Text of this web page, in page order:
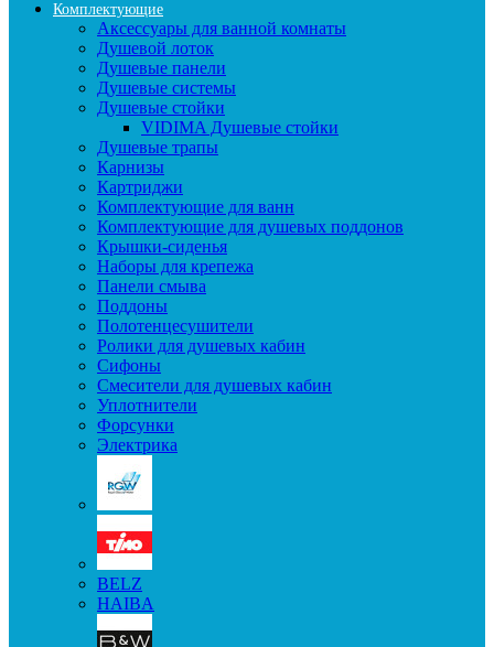
Комплектующие
Аксессуары для ванной комнаты
Душевой лоток
Душевые панели
Душевые системы
Душевые стойки
VIDIMA Душевые стойки
Душевые трапы
Карнизы
Картриджи
Комплектующие для ванн
Комплектующие для душевых поддонов
Крышки-сиденья
Наборы для крепежа
Панели смыва
Поддоны
Полотенцесушители
Ролики для душевых кабин
Сифоны
Смесители для душевых кабин
Уплотнители
Форсунки
Электрика
BELZ
HAIBA